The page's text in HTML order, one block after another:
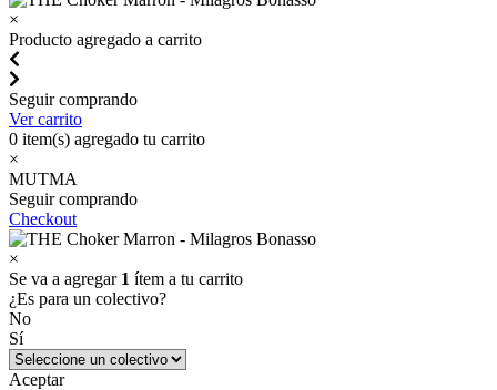
×
Producto agregado a carrito
Seguir comprando
Ver carrito
0 item(s) agregado tu carrito
×
MUTMA
Seguir comprando
Checkout
×
Se va a agregar 1 ítem a tu carrito
¿Es para un colectivo?
No
Sí
Aceptar